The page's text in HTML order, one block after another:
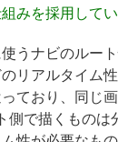
みを採用して
うナビのルー
リアルタイム
ており、同じ
側で描くものは